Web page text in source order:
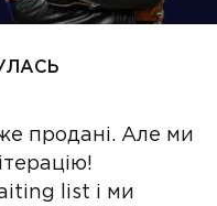
продані. Але ми
list і ми